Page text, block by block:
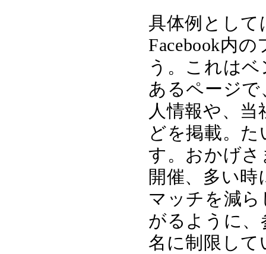
具体例として
Facebook内
う。これは
あるページ
人情報や、
どを掲載。
す。おかげさ
開催、多い
マッチを減
がるように、
名に制限して